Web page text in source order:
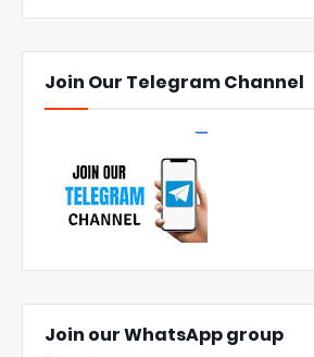
Join Our Telegram Channel
Join our WhatsApp group